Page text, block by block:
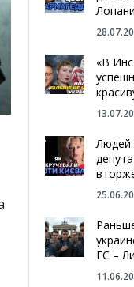
«В
Людей
ЕС –